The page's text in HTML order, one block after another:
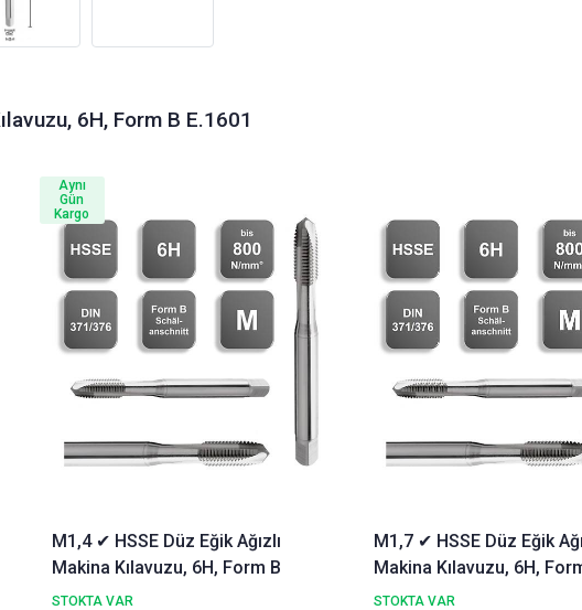
6H, Form B E.1601
M1,4 ✔ HSSE Düz Eğik Ağızlı
Makina Kılavuzu, 6H, Form B
STOKTA VAR
Aynı
Gün
Kargo
M1,7 ✔ HSSE Düz Eğik
Makina Kılavuzu, 6H,
STOKTA VAR